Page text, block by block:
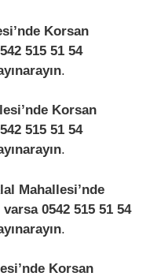
Korsan
515 51 54
.
Korsan
515 51 54
.
Mahallesi’nde
0542 515 51 54
.
Korsan